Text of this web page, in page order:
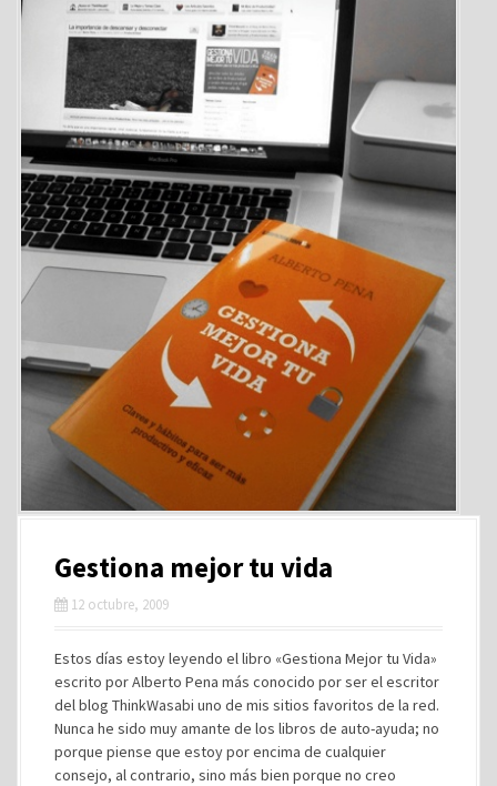
Gestiona mejor tu vida
12 octubre, 2009
Estos días estoy leyendo el libro «Gestiona Mejor tu Vida»
escrito por Alberto Pena más conocido por ser el escritor
del blog ThinkWasabi uno de mis sitios favoritos de la red.
Nunca he sido muy amante de los libros de auto-ayuda; no
porque piense que estoy por encima de cualquier
consejo, al contrario, sino más bien porque no creo